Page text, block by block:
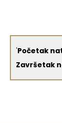
'Početak
Završetak